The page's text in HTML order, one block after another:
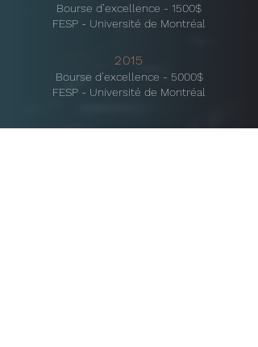
Bourse d’excellence - 1500$
FESP - Université de Montréal
2015
Bourse d’excellence - 5000$
FESP - Université de Montréal
2011-2014